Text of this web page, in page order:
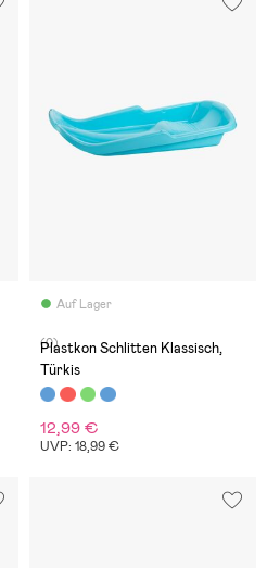
Auf Lager
(0)
Plastkon Schlitten Klassisch,
Türkis
12,99 €
UVP: 18,99 €